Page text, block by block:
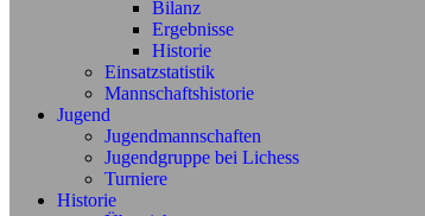
Bilanz
Ergebnisse
Historie
Einsatzstatistik
Mannschaftshistorie
Jugend
Jugendmannschaften
Jugendgruppe bei Lichess
Turniere
Historie